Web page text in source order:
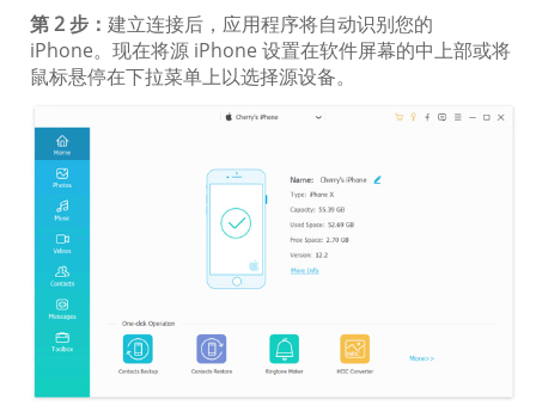
第 2 步： 建立连接后，应用程序将自动识别您的
iPhone。现在将源 iPhone 设置在软件屏幕的中上部或将
鼠标悬停在下拉菜单上以选择源设备。